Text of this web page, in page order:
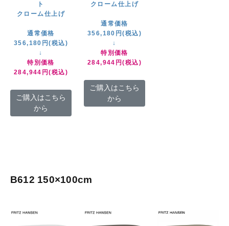
ト
クローム仕上げ
通常価格
356,180円(税込)
↓
特別価格
284,944円(税込)
ご購入はこちら
から
クローム仕上げ
通常価格
356,180円(税込)
↓
特別価格
284,944円(税込)
ご購入はこちら
から
B612 150×100cm